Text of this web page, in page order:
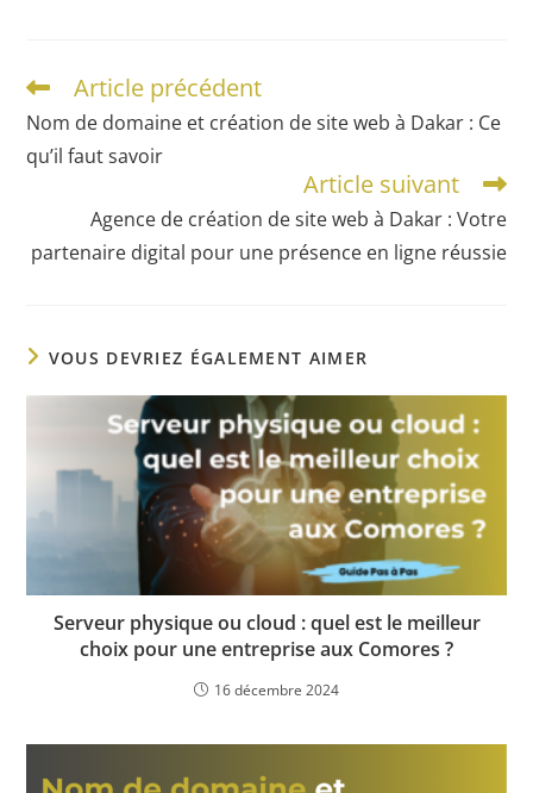
Article précédent
Nom de domaine et création de site web à Dakar : Ce
qu’il faut savoir
Article suivant
Agence de création de site web à Dakar : Votre
partenaire digital pour une présence en ligne réussie
VOUS DEVRIEZ ÉGALEMENT AIMER
Serveur physique ou cloud : quel est le meilleur
choix pour une entreprise aux Comores ?
16 décembre 2024